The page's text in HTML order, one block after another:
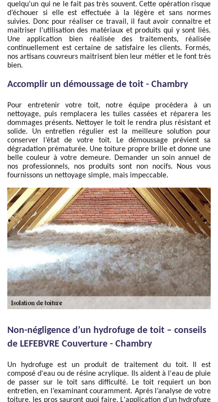
quelqu’un qui ne le fait pas très souvent. Cette opération risque
d’échouer si elle est effectuée à la légère et sans normes
suivies. Donc pour réaliser ce travail, il faut avoir connaitre et
maitriser l’utilisation des matériaux et produits qui y sont liés.
Une application bien réalisée des traitements, réalisée
continuellement est certaine de satisfaire les clients. Formés,
nos artisans couvreurs maitrisent bien leur métier et le font très
bien.
Accomplir un démoussage de toit - Chambry
Pour entretenir votre toit, notre équipe procèdera à un
nettoyage, puis remplacera les tuiles cassées et réparera les
dommages présents. Nettoyer le toit le rendra plus résistant et
solide. Un entretien régulier est la meilleure solution pour
conserver l’état de votre toit. Le démoussage prévient sa
dégradation prématurée. Une toiture propre brille et donne une
belle couleur à votre demeure. Demander un soin annuel de
nos professionnels, nos produits sont non nocifs. Nous vous
fournissons un nettoyage simple, mais impeccable.
Non-négligence d’un hydrofuge de toit – conseils
de LEFEBVRE Couverture - Chambry
Un hydrofuge est un produit de traitement du toit. Il est
composé d'eau ou de résine acrylique. Ils aident à l'eau de pluie
de passer sur le toit sans difficulté. Le toit requiert un bon
entretien, en l’examinant couramment. Après l’analyse de votre
toiture, les pros sauront quoi faire. L'application d’un hydrofuge